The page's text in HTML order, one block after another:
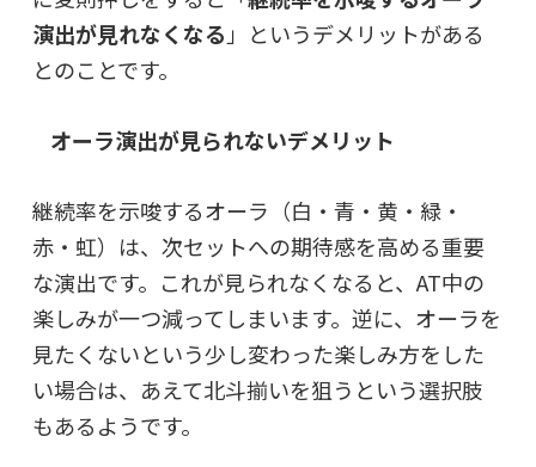
演出が見れなくなる 」というデメリットがある
とのことです。
オーラ演出が見られないデメリット
継続率を示唆するオーラ（白・青・黄・緑・
赤・虹）は、次セットへの期待感を高める重要
な演出です。これが見られなくなると、AT中の
楽しみが一つ減ってしまいます。逆に、オーラを
見たくないという少し変わった楽しみ方をした
い場合は、あえて北斗揃いを狙うという選択肢
もあるようです。